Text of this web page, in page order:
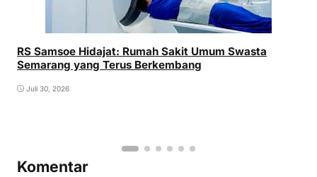
RS Samsoe Hidajat: Rumah Sakit Umum Swasta
Semarang yang Terus Berkembang
Juli 30, 2026
Komentar